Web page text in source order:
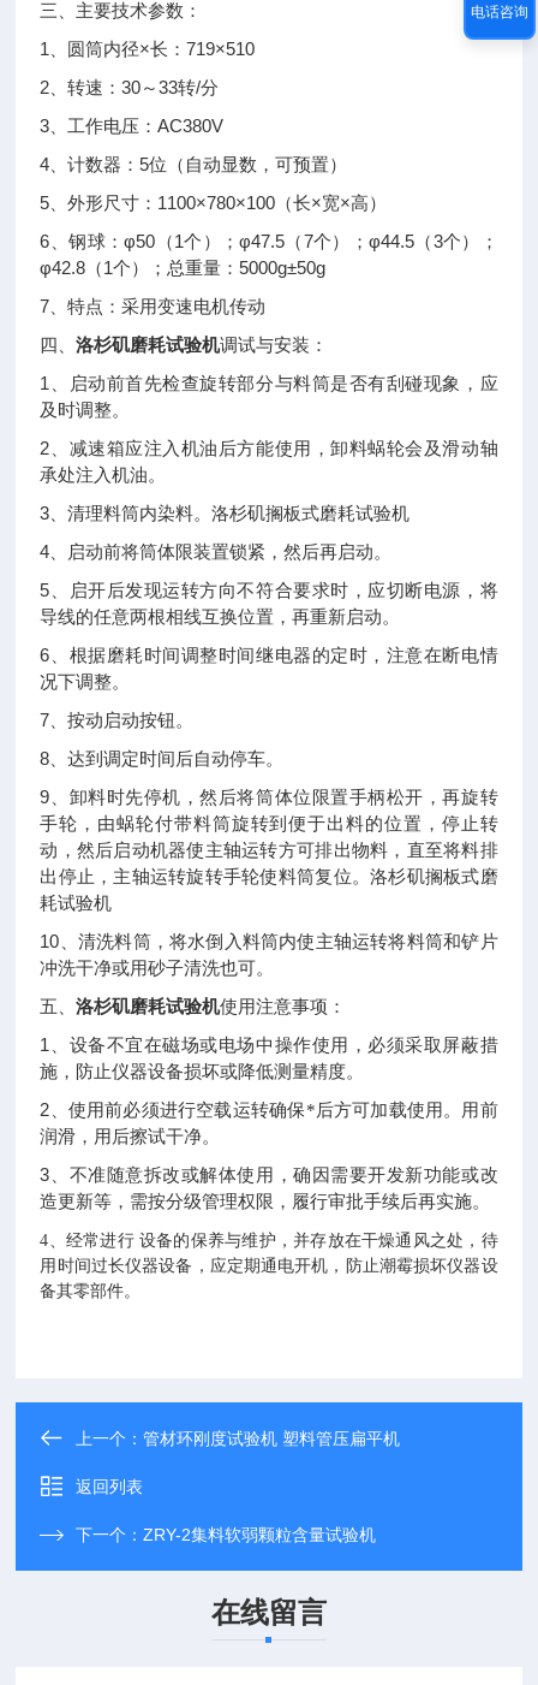
三、 主要技术参数：
1 、圆筒内径×长：719×510
2 、转速：30～33转/分
3 、工作电压：AC380V
4 、计数器：5位（自动显数，可预置）
5 、外形尺寸： 1100×780×100 （长×宽×高）
6 、钢球：φ50 （1个）；φ47.5 （7个）； φ44.5（3个）；
φ42.8 （1个）；总重量：5000g±50g
7 、特点：采用变速电机传动
四、洛杉矶磨耗试验机调试与安装：
1 、启动前首先检查旋转部分与料筒是否有刮碰现象，应
及时调整。
2 、减速箱应注入机油后方能使用，卸料蜗轮会及滑动轴
承处注入机油。
3 、清理料筒内染料。洛杉矶搁板式磨耗试验机
4 、启动前将筒体限装置锁紧，然后再启动。
5 、启开后发现运转方向不符合要求时，应切断电源，将
导线的任意两根相线互换位置，再重新启动。
6 、根据磨耗时间调整时间继电器的定时，注意在断电情
况下调整。
7 、按动启动按钮。
8 、达到调定时间后自动停车。
9 、卸料时先停机，然后将筒体位限置手柄松开，再旋转
手轮，由蜗轮付带料筒旋转到便于出料的位置，停止转
动，然后启动机器使主轴运转方可排出物料，直至将料排
出停止，主轴运转旋转手轮使料筒复位。洛杉矶搁板式磨
耗试验机
10 、清洗料筒，将水倒入料筒内使主轴运转将料筒和铲片
冲洗干净或用砂子清洗也可。
五、洛杉矶磨耗试验机使用注意事项：
1 、设备不宜在磁场或电场中操作使用，必须采取屏蔽措
施，防止仪器设备损坏或降低测量精度。
2 、使用前必须进行空载运转确保*后方可加载使用。用前
润滑，用后擦试干净。
3 、不准随意拆改或解体使用，确因需要开发新功能或改
造更新等，需按分级管理权限，履行审批手续后再实施。
4、经常进行 设备的保养与维护，并存放在干燥通风之处，待
用时间过长仪器设备，应定期通电开机，防止潮霉损坏仪器设
备其零部件。
上一个：管材环刚度试验机 塑料管压扁平机
返回列表
下一个：ZRY-2集料软弱颗粒含量试验机
在线留言
电话咨询